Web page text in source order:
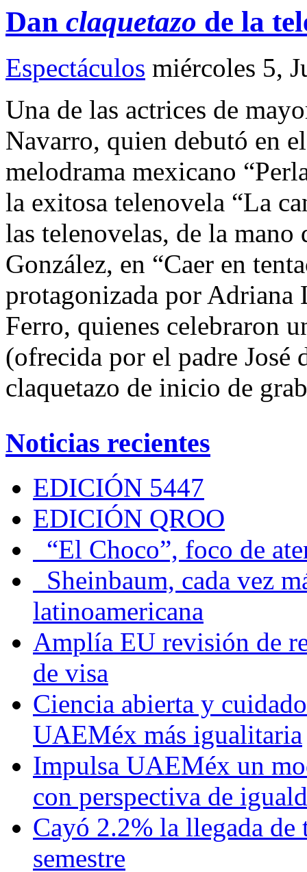
Dan claquetazo de la
Espectáculos miércoles 5,
Una de las actrices de
Navarro, quien debutó en
melodrama mexicano
la exitosa telenovela “La
las telenovelas, de la
González, en “Caer en
protagonizada por
Ferro, quienes celebraron
(ofrecida por el padre José
claquetazo de inicio de
Noticias recientes
EDICIÓN 5447
EDICIÓN QROO
“El Choco”, foco de
Sheinbaum, cada vez
latinoamericana
Amplía EU revisión de
de visa
Ciencia abierta y
UAEMéx más igualitaria
Impulsa UAEMéx un
con perspectiva de
Cayó 2.2% la llegada de
semestre